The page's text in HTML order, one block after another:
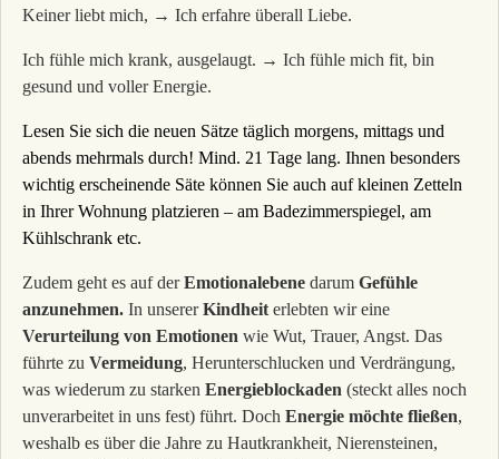
Keiner liebt mich, → Ich erfahre überall Liebe.
Ich fühle mich krank, ausgelaugt. → Ich fühle mich fit, bin
gesund und voller Energie.
Lesen Sie sich die neuen Sätze täglich morgens, mittags und
abends mehrmals durch! Mind. 21 Tage lang. Ihnen besonders
wichtig erscheinende Säte können Sie auch auf kleinen Zetteln
in Ihrer Wohnung platzieren – am Badezimmerspiegel, am
Kühlschrank etc.
Zudem geht es auf derEmotionalebenedarumGefühle
anzunehmen. In unsererKindheiterlebten wir eine
Verurteilung von Emotionen wie Wut, Trauer, Angst. Das
führte zu Vermeidung, Herunterschlucken und Verdrängung,
was wiederum zu starken Energieblockaden (steckt alles noch
unverarbeitet in uns fest) führt. Doch Energie möchte fließen,
weshalb es über die Jahre zu Hautkrankheit, Nierensteinen,